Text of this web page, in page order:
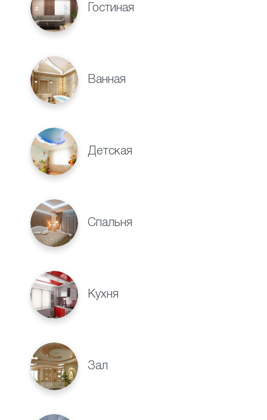
Гостиная
Ванная
Детская
Спальня
Кухня
Зал